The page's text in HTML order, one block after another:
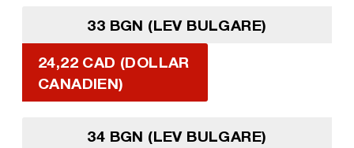
33 BGN (LEV BULGARE)
24,22 CAD (DOLLAR
CANADIEN)
34 BGN (LEV BULGARE)